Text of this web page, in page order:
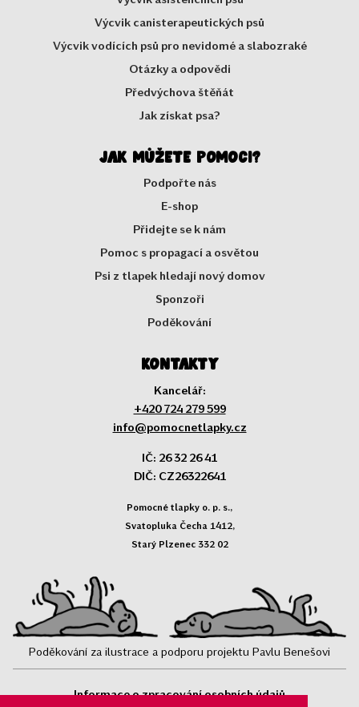
Výcvik canisterapeutických psů
Výcvik vodících psů pro nevidomé a slabozraké
Otázky a odpovědi
Předvýchova štěňát
Jak získat psa?
Jak můžete pomoci?
Podpořte nás
E-shop
Přidejte se k nám
Pomoc s propagací a osvětou
Psi z tlapek hledají nový domov
Sponzoři
Poděkování
Kontakty
Kancelář:
+420 724 279 599
info@pomocnetlapky.cz
IČ: 26 32 26 41
DIČ: CZ26322641
Pomocné tlapky o. p. s.,
Svatopluka Čecha 1412,
Starý Plzenec 332 02
Poděkování za ilustrace a podporu projektu Pavlu Benešovi
Informace o zpracování osobních údajů